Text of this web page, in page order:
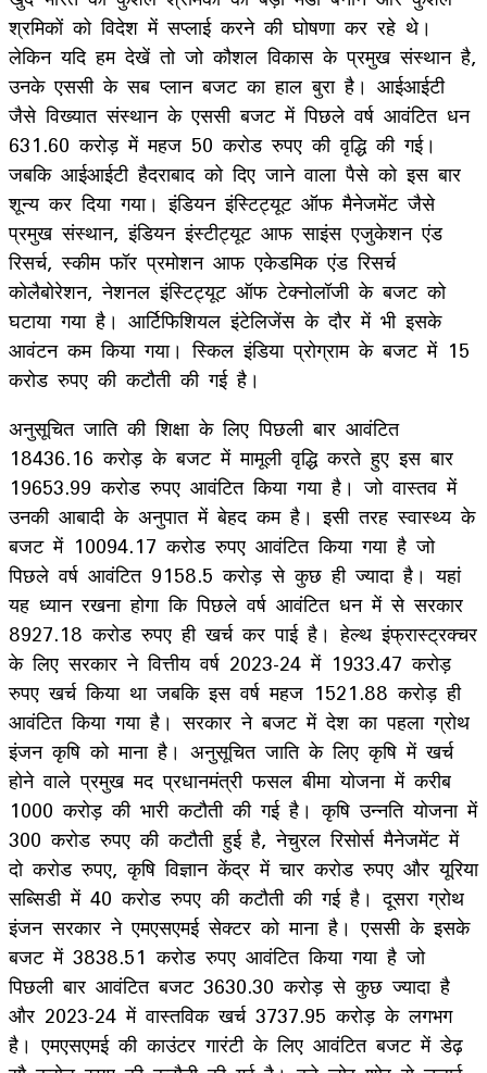
श्रमिकों को विदेश में सप्लाई करने की घोषणा कर रहे थे।
लेकिन यदि हम देखें तो जो कौशल विकास के प्रमुख संस्थान है,
उनके एससी के सब प्लान बजट का हाल बुरा है। आईआईटी
जैसे विख्यात संस्थान के एससी बजट में पिछले वर्ष आवंटित धन
631.60 करोड़ में महज 50 करोड रुपए की वृद्धि की गई।
जबकि आईआईटी हैदराबाद को दिए जाने वाला पैसे को इस बार
शून्य कर दिया गया। इंडियन इंस्टिट्यूट ऑफ मैनेजमेंट जैसे
प्रमुख संस्थान, इंडियन इंस्टीट्यूट आफ साइंस एजुकेशन एंड
रिसर्च, स्कीम फॉर प्रमोशन आफ एकेडमिक एंड रिसर्च
कोलैबोरेशन, नेशनल इंस्टिट्यूट ऑफ टेक्नोलॉजी के बजट को
घटाया गया है। आर्टिफिशियल इंटेलिजेंस के दौर में भी इसके
आवंटन कम किया गया। स्किल इंडिया प्रोग्राम के बजट में 15
करोड रुपए की कटौती की गई है।
अनुसूचित जाति की शिक्षा के लिए पिछली बार आवंटित
18436.16 करोड़ के बजट में मामूली वृद्धि करते हुए इस बार
19653.99 करोड रुपए आवंटित किया गया है। जो वास्तव में
उनकी आबादी के अनुपात में बेहद कम है। इसी तरह स्वास्थ्य के
बजट में 10094.17 करोड रुपए आवंटित किया गया है जो
पिछले वर्ष आवंटित 9158.5 करोड़ से कुछ ही ज्यादा है। यहां
यह ध्यान रखना होगा कि पिछले वर्ष आवंटित धन में से सरकार
8927.18 करोड रुपए ही खर्च कर पाई है। हेल्थ इंफ्रास्ट्रक्चर
के लिए सरकार ने वित्तीय वर्ष 2023-24 में 1933.47 करोड़
रुपए खर्च किया था जबकि इस वर्ष महज 1521.88 करोड़ ही
आवंटित किया गया है। सरकार ने बजट में देश का पहला ग्रोथ
इंजन कृषि को माना है। अनुसूचित जाति के लिए कृषि में खर्च
होने वाले प्रमुख मद प्रधानमंत्री फसल बीमा योजना में करीब
1000 करोड़ की भारी कटौती की गई है। कृषि उन्नति योजना में
300 करोड रुपए की कटौती हुई है, नेचुरल रिसोर्स मैनेजमेंट में
दो करोड रुपए, कृषि विज्ञान केंद्र में चार करोड रुपए और यूरिया
सब्सिडी में 40 करोड रुपए की कटौती की गई है। दूसरा ग्रोथ
इंजन सरकार ने एमएसएमई सेक्टर को माना है। एससी के इसके
बजट में 3838.51 करोड रुपए आवंटित किया गया है जो
पिछली बार आवंटित बजट 3630.30 करोड़ से कुछ ज्यादा है
और 2023-24 में वास्तविक खर्च 3737.95 करोड़ के लगभग
है। एमएसएमई की काउंटर गारंटी के लिए आवंटित बजट में डेढ़